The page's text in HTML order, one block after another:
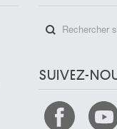
SUIVEZ-